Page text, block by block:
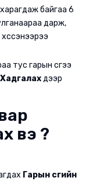
байгаа 6
дарж,
тус гарын үсгээ
Хадгалахдээр
вэ ?
Гарын үсгийн